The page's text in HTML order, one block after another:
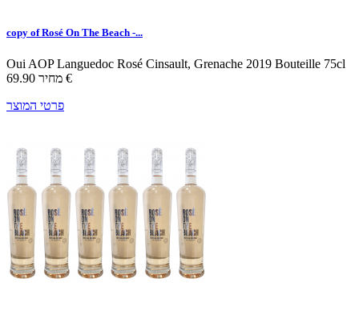
copy of Rosé On The Beach -...
Oui AOP Languedoc Rosé Cinsault, Grenache 2019 Bouteille 75cl
מחיר 69.90 €
פרטי המוצר